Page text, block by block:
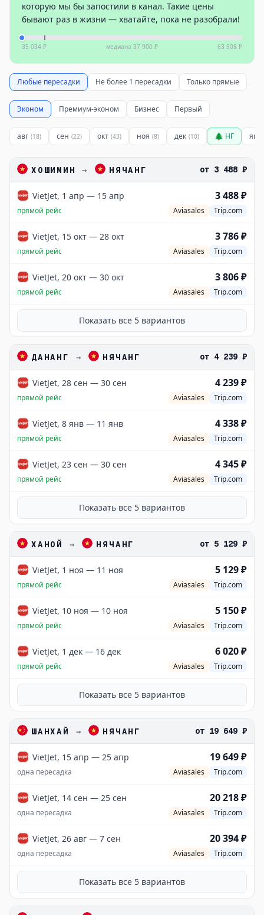
которую мы бы запостили в канал. Такие цены
бывают раз в жизни — хватайте, пока не разобрали!
35 034 ₽ медиана 37 900 ₽ 63 508 ₽
Любые пересадки Не более 1 пересадки Только прямые
Эконом Премиум-эконом Бизнес Первый
авг (18) сен (22) окт (43) ноя (8) дек (10) 🌲 НГ янв
ХОШИМИН → НЯЧАНГ от 3 488 ₽
VietJet, 1 апр — 15 апр 3 488 ₽
прямой рейс Aviasales Trip.com
VietJet, 15 окт — 28 окт 3 786 ₽
прямой рейс Aviasales Trip.com
VietJet, 20 окт — 30 окт 3 806 ₽
прямой рейс Aviasales Trip.com
Показать все 5 вариантов
ДАНАНГ → НЯЧАНГ от 4 239 ₽
VietJet, 28 сен — 30 сен 4 239 ₽
прямой рейс Aviasales Trip.com
VietJet, 8 янв — 11 янв 4 338 ₽
прямой рейс Aviasales Trip.com
VietJet, 23 сен — 30 сен 4 345 ₽
прямой рейс Aviasales Trip.com
Показать все 5 вариантов
ХАНОЙ → НЯЧАНГ от 5 129 ₽
VietJet, 1 ноя — 11 ноя 5 129 ₽
прямой рейс Aviasales Trip.com
VietJet, 10 ноя — 10 ноя 5 150 ₽
прямой рейс Aviasales Trip.com
VietJet, 1 дек — 16 дек 6 020 ₽
прямой рейс Aviasales Trip.com
Показать все 5 вариантов
ШАНХАЙ → НЯЧАНГ от 19 649 ₽
VietJet, 15 апр — 25 апр 19 649 ₽
одна пересадка Aviasales Trip.com
VietJet, 14 сен — 25 сен 20 218 ₽
одна пересадка Aviasales Trip.com
VietJet, 26 авг — 7 сен 20 394 ₽
одна пересадка Aviasales Trip.com
Показать все 5 вариантов